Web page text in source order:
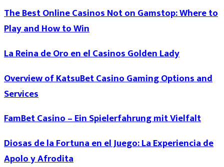
The Best Online Casinos Not on Gamstop: Where to
Play and How to Win
La Reina de Oro en el Casinos Golden Lady
Overview of KatsuBet Casino Gaming Options and
Services
FamBet Casino – Ein Spielerfahrung mit Vielfalt
Diosas de la Fortuna en el Juego: La Experiencia de
Apolo y Afrodita